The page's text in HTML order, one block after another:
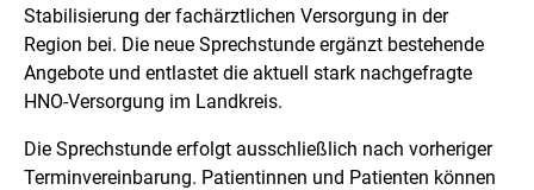
Stabilisierung der fachärztlichen Versorgung in der
Region bei. Die neue Sprechstunde ergänzt bestehende
Angebote und entlastet die aktuell stark nachgefragte
HNO-Versorgung im Landkreis.
Die Sprechstunde erfolgt ausschließlich nach vorheriger
Terminvereinbarung. Patientinnen und Patienten können